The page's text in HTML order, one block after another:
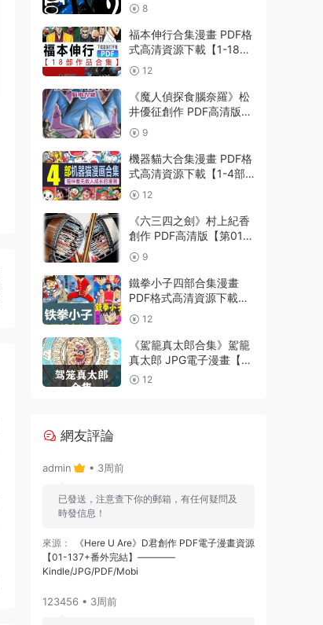
8
福本伸行合集漫畫 PDF格
式高清資源下載【1-18部
完結】Kindle電子漫畫資
源精品
12
《魔人偵探食腦奈羅》松
井優征創作 PDF高清版
【第01-23卷完結】
9
機器貓大合集漫畫 PDF格
式高清資源下載【1-4部
合集完結】Kindle電子漫
畫資源精品
12
《六三四之劍》村上紀香
創作 PDF高清版【第01-
24卷完結】
9
鐵拳小子四部合集漫畫
PDF格式高清資源下載
【1-4部合集完結】Kindle
電子漫畫資源精品
12
《駕籠真太郎合集》駕籠
真太郎 JPG電子漫畫【全
系完結】————
12
網友評論
admin • 3周前
已發送，注意查下你的郵箱，有任何疑問及
時發信息！
來源：
《Here U Are》D君創作 PDF電子漫畫資源
【01-137+番外完結】————
Kindle/JPG/PDF/Mobi
123456 • 3周前